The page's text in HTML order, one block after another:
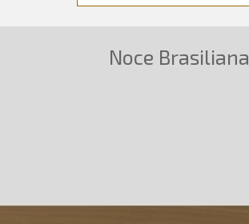
Noce Brasiliana